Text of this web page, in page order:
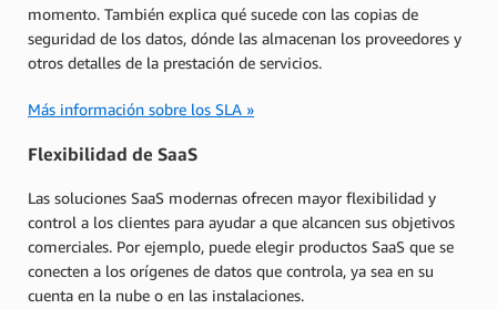
momento. También explica qué sucede con las copias de
seguridad de los datos, dónde las almacenan los proveedores y
otros detalles de la prestación de servicios.
Más información sobre los SLA »
Flexibilidad de SaaS
Las soluciones SaaS modernas ofrecen mayor flexibilidad y
control a los clientes para ayudar a que alcancen sus objetivos
comerciales. Por ejemplo, puede elegir productos SaaS que se
conecten a los orígenes de datos que controla, ya sea en su
cuenta en la nube o en las instalaciones.